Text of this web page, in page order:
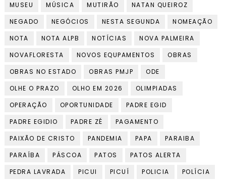
MUSEU
MÚSICA MUTIRÃO
NATAN QUEIROZ
NEGADO
NEGÓCIOS NESTA SEGUNDA
NOMEAÇÃO
NOTA
NOTA ALPB NOTÍCIAS
NOVA PALMEIRA
NOVAFLORESTA
NOVOS EQUPAMENTOS
OBRAS
OBRAS NO ESTADO
OBRAS PMJP
ODE
OLHE O PRAZO
OLHO EM 2026
OLIMPIADAS
OPERAÇÃO
OPORTUNIDADE
PADRE EGID
PADRE EGIDIO
PADRE ZÉ
PAGAMENTO
PAIXÃO DE CRISTO
PANDEMIA PAPA
PARAIBA
PARAÍBA
PÁSCOA PATOS
PATOS ALERTA
PEDRA LAVRADA
PICUI PICUÍ POLICIA
POLÍCIA